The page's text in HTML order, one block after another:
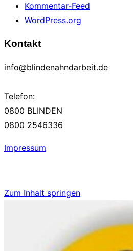
Kommentar-Feed
WordPress.org
Kontakt
info@blindenahndarbeit.de
Telefon:
0800 BLINDEN
0800 2546336
Impressum
Zum Inhalt springen